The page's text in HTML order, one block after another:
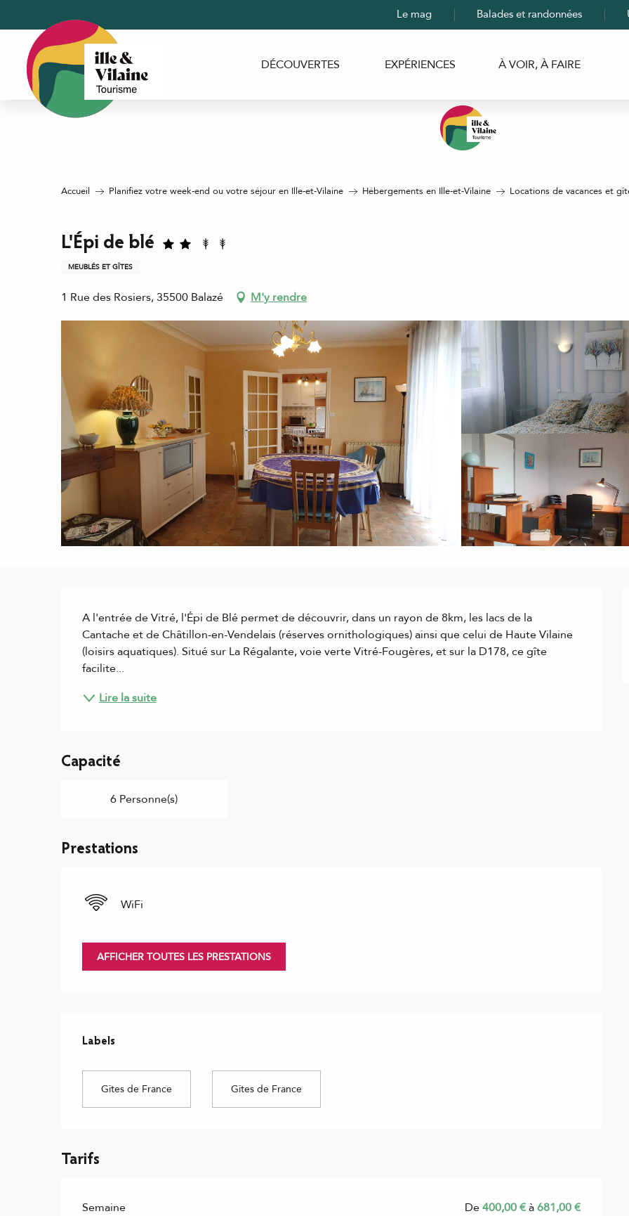
contenu
principal
Le mag Balades et randonnées
DÉCOUVERTES EXPÉRIENCES À VOIR, À FAIRE
Accueil Planifiez votre week-end ou votre séjour en Ille-et-Vilaine Hébergements en Ille-et-Vilaine Locations de vacances et
L'Épi de blé
MEUBLÉS ET GÎTES
1 Rue des Rosiers, 35500 Balazé M'y rendre
A l'entrée de Vitré, l'Épi de Blé permet de découvrir, dans un rayon de 8km, les lacs de la
Cantache et de Châtillon-en-Vendelais (réserves ornithologiques) ainsi que celui de Haute Vilaine
(loisirs aquatiques). Situé sur La Régalante, voie verte Vitré-Fougères, et sur la D178, ce gîte
facilite...
Lire la suite
Capacité
6 Personne(s)
Prestations
WiFi
AFFICHER TOUTES LES PRESTATIONS
Labels
Labels
Gîtes de France Gîtes de France
Tarifs
Semaine De400,00 €à681,00 €